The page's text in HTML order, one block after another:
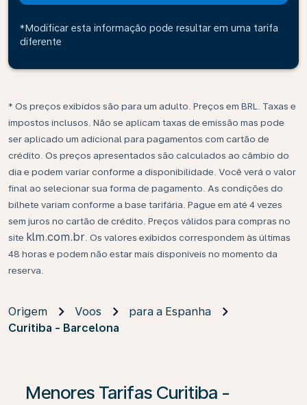
*Modificar esta informação pode resultar em uma tarifa
diferente
* Os preços exibidos são para um adulto. Preços em BRL. Taxas e
impostos inclusos. Não se aplicam taxas de emissão mas pode
ser aplicado um adicional para pagamentos com cartão de
crédito. Os preços apresentados são calculados ao câmbio do
dia e podem variar conforme a disponibilidade. Você verá o valor
final ao selecionar sua forma de pagamento. As condições do
bilhete variam conforme a base tarifária. Pague em até 4 vezes
sem juros no cartão de crédito. Preços válidos para compras no
site klm.com.br . Os valores exibidos correspondem às últimas
48 horas e podem não estar mais disponíveis no momento da
reserva.
Origem Voos
para a Espanha
Curitiba - Barcelona
Menores Tarifas Curitiba -
Se não forem encontrados resultados, clique em